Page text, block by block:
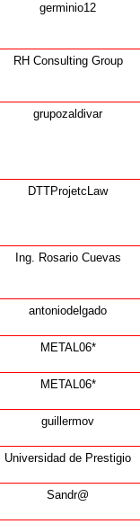
germinio12
RH Consulting Group
grupozaldivar
DTTProjetcLaw
Ing. Rosario Cuevas
antoniodelgado
METAL06*
METAL06*
guillermov
Universidad de Prestigio
Sandr@